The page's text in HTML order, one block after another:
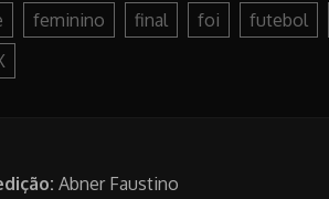
feminino final foi futebol
Abner Faustino